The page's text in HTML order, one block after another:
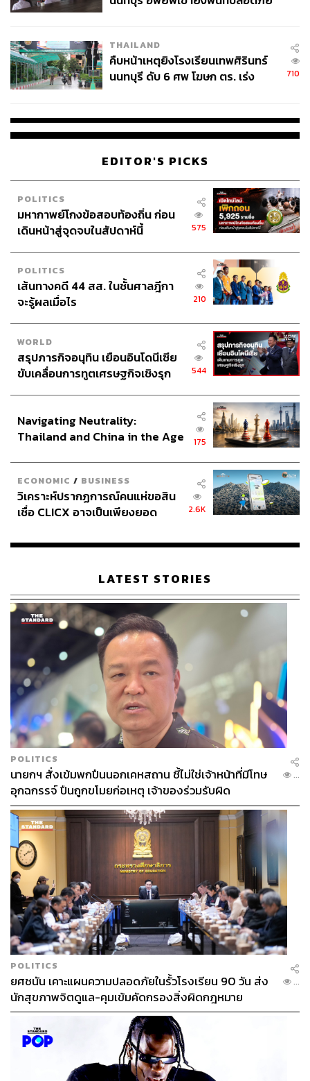
THAILAND
คืบหน้าเหตุยิงโรงเรียนเทพศิรินทร์
นนทบุรี ดับ 6 ศพ โฆษก ตร. เร่ง
710
EDITOR'S PICKS
POLITICS
มหากาพย์โกงข้อสอบท้องถิ่น ก่อน
เดินหน้าสู่จุดจบในสัปดาห์นี้
575
POLITICS
เส้นทางคดี 44 สส. ในชั้นศาลฎีกา
จะรู้ผลเมื่อไร
210
WORLD
สรุปภารกิจอนุทิน เยือนอินโดนีเซีย
ขับเคลื่อนการทูตเศรษฐกิจเชิงรุก
544
Navigating Neutrality:
Thailand and China in the Age
175
ECONOMIC / BUSINESS
วิเคราะห์ปรากฏการณ์คนแห่ขอสิน
เชื่อ CLICX อาจเป็นเพียงยอด
เรือนไทยที่ถูกซุกไว้
2.6K
LATEST STORIES
POLITICS
นายกฯ สั่งเข้มพกปืนนอกเคหสถาน ชี้ไม่ใช่เจ้าหน้าที่มีโทษ
อุกฉกรรจ์ ปืนถูกขโมยก่อเหตุ เจ้าของร่วมรับผิด
...
POLITICS
ยศชนัน เคาะแผนความปลอดภัยในรั้วโรงเรียน 90 วัน ส่ง
นักสุขภาพจิตดูแล-คุมเข้มคัดกรองสิ่งผิดกฎหมาย
...